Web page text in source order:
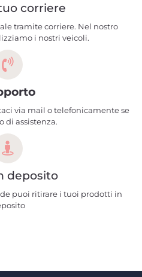
corriere
tramite corriere. Nel nostro
i nostri veicoli.
via mail o telefonicamente se
di assistenza.
deposito
puoi ritirare i tuoi prodotti in